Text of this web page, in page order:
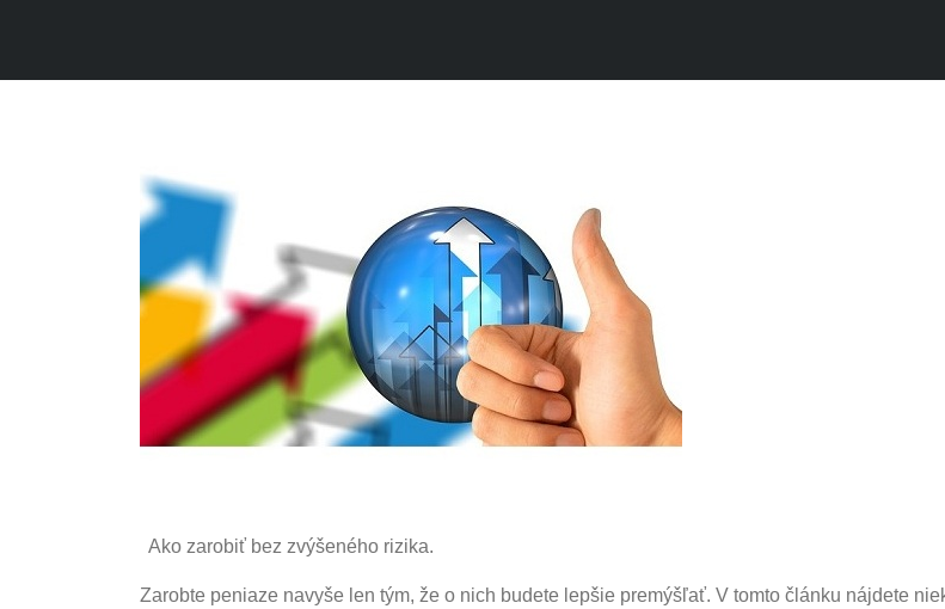
Ako zarobiť bez zvýšeného rizika.
Zarobte peniaze navyše len tým, že o nich budete lepšie premýšľať. V tomto článku nájdete